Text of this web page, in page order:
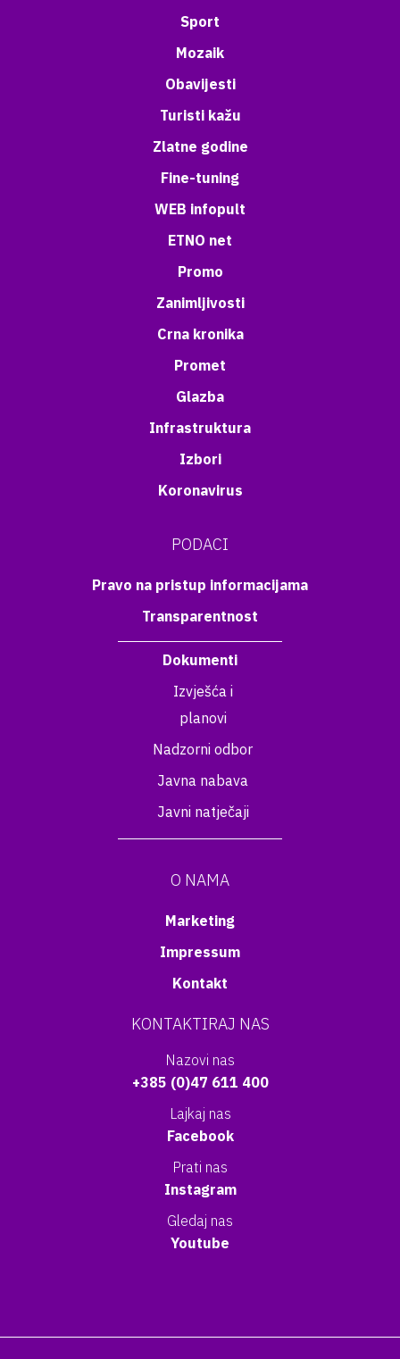
Sport
Mozaik
Obavijesti
Turisti kažu
Zlatne godine
Fine-tuning
WEB infopult
ETNO net
Promo
Zanimljivosti
Crna kronika
Promet
Glazba
Infrastruktura
Izbori
Koronavirus
PODACI
Pravo na pristup informacijama
Transparentnost
Dokumenti
Izvješća i
planovi
Nadzorni odbor
Javna nabava
Javni natječaji
O NAMA
Marketing
Impressum
Kontakt
KONTAKTIRAJ NAS
Nazovi nas
+385 (0)47 611 400
Lajkaj nas
Facebook
Prati nas
Instagram
Gledaj nas
Youtube